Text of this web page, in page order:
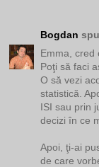
Bogdan
Emma, cred
Poţi să faci
O să vezi
statistică.
ISI sau prin
decizi în ce
Apoi, ţi-ai
de care